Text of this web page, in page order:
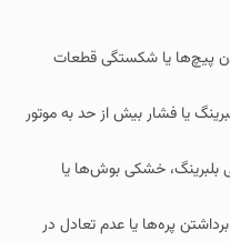
پیچ‌ها یا شکستگی قطعات
یا فشار بیش از حد به موتور
بلبرینگ، خشکی بوش‌ها یا
پره‌ها یا عدم تعادل در